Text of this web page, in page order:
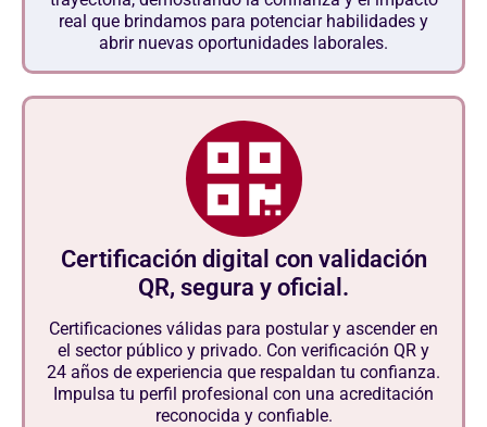
real que brindamos para potenciar habilidades y
abrir nuevas oportunidades laborales.
Certificación digital con validación
QR, segura y oficial.
Certificaciones válidas para postular y ascender en
el sector público y privado. Con verificación QR y
24 años de experiencia que respaldan tu confianza.
Impulsa tu perfil profesional con una acreditación
reconocida y confiable.